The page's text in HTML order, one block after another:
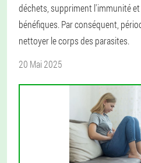
déchets, suppriment l'immunité
bénéfiques. Par conséquent,
nettoyer le corps des parasites.
20 Mai 2025